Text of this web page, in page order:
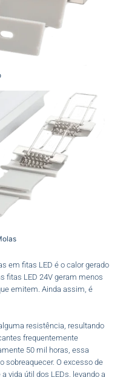
em fitas LED é o calor gerado
fitas LED 24V geram menos
emitem. Ainda assim, é
resistência, resultando
frequentemente
50 mil horas, essa
sobreaquecer. O excesso de
vida útil dos LEDs, levando a